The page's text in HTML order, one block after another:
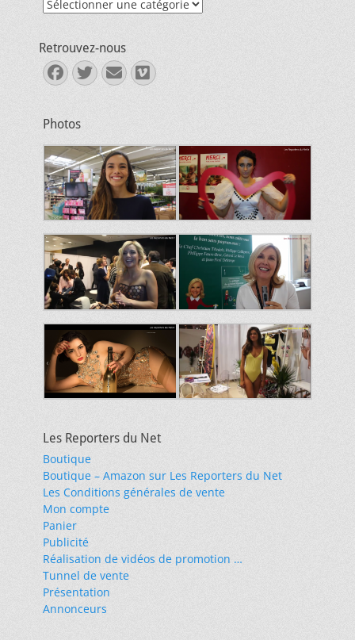
Retrouvez-nous
Facebook
Twitter
E-
mail
Vimeo
Photos
Les Reporters du Net
Boutique
Boutique – Amazon sur Les Reporters du Net
Les Conditions générales de vente
Mon compte
Panier
Publicité
Réalisation de vidéos de promotion …
Tunnel de vente
Présentation
Annonceurs